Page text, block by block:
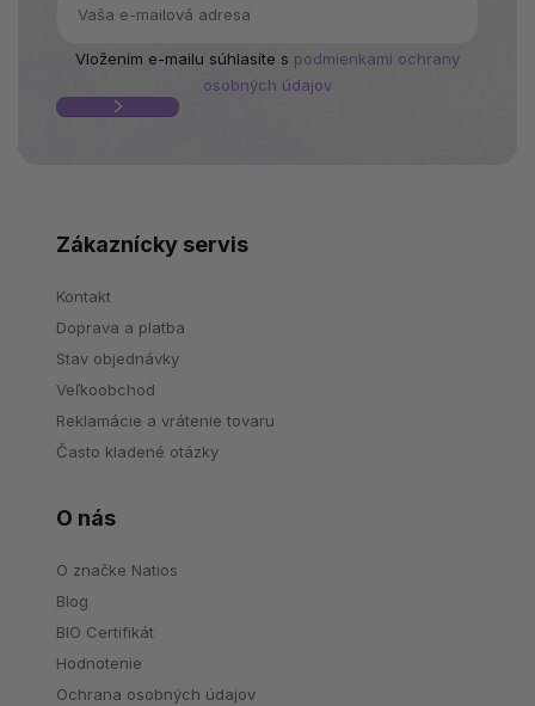
Vložením e-mailu súhlasíte s podmienkami ochrany
osobných údajov
Zákaznícky servis
Kontakt
Doprava a platba
Stav objednávky
Veľkoobchod
Reklamácie a vrátenie tovaru
Často kladené otázky
O nás
O značke Natios
Blog
BIO Certifikát
Hodnotenie
Ochrana osobných údajov